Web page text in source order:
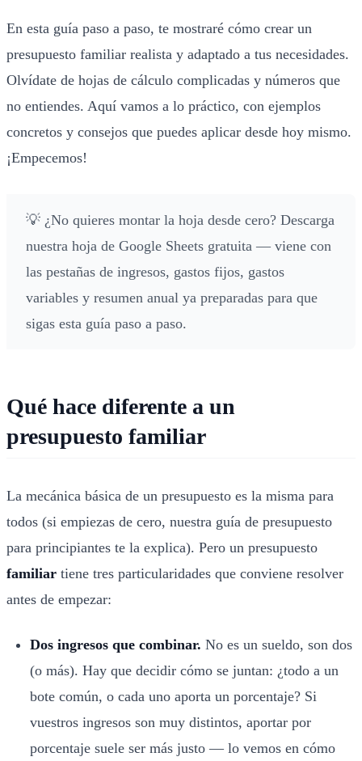
En esta guía paso a paso, te mostraré cómo crear un
presupuesto familiar realista y adaptado a tus necesidades.
Olvídate de hojas de cálculo complicadas y números que
no entiendes. Aquí vamos a lo práctico, con ejemplos
concretos y consejos que puedes aplicar desde hoy mismo.
¡Empecemos!
💡 ¿No quieres montar la hoja desde cero? Descarga
nuestra hoja de Google Sheets gratuita — viene con
las pestañas de ingresos, gastos fijos, gastos
variables y resumen anual ya preparadas para que
sigas esta guía paso a paso.
Qué hace diferente a un
presupuesto familiar
La mecánica básica de un presupuesto es la misma para
todos (si empiezas de cero, nuestra guía de presupuesto
para principiantes te la explica). Pero un presupuesto
familiar tiene tres particularidades que conviene resolver
antes de empezar:
Dos ingresos que combinar. No es un sueldo, son dos
(o más). Hay que decidir cómo se juntan: ¿todo a un
bote común, o cada uno aporta un porcentaje? Si
vuestros ingresos son muy distintos, aportar por
porcentaje suele ser más justo — lo vemos encómo